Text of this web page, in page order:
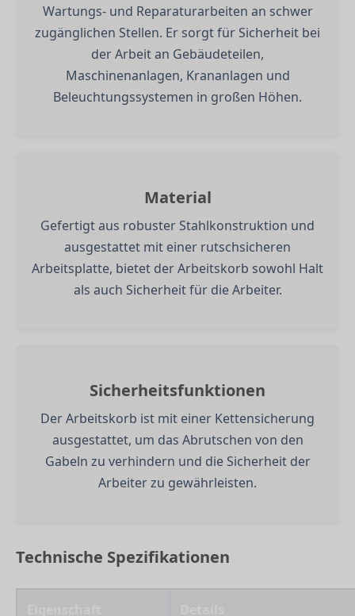
Wartungs- und Reparaturarbeiten an schwer
zugänglichen Stellen. Er sorgt für Sicherheit bei
der Arbeit an Gebäudeteilen,
Maschinenanlagen, Krananlagen und
Beleuchtungssystemen in großen Höhen.
Material
Gefertigt aus robuster Stahlkonstruktion und
ausgestattet mit einer rutschsicheren
Arbeitsplatte, bietet der Arbeitskorb sowohl Halt
als auch Sicherheit für die Arbeiter.
Sicherheitsfunktionen
Der Arbeitskorb ist mit einer Kettensicherung
ausgestattet, um das Abrutschen von den
Gabeln zu verhindern und die Sicherheit der
Arbeiter zu gewährleisten.
Technische Spezifikationen